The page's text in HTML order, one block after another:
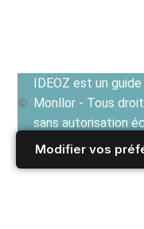
Modifier vos
IDEOZ est un
Monllor - Tous
sans autorisation
Voir les Conditions